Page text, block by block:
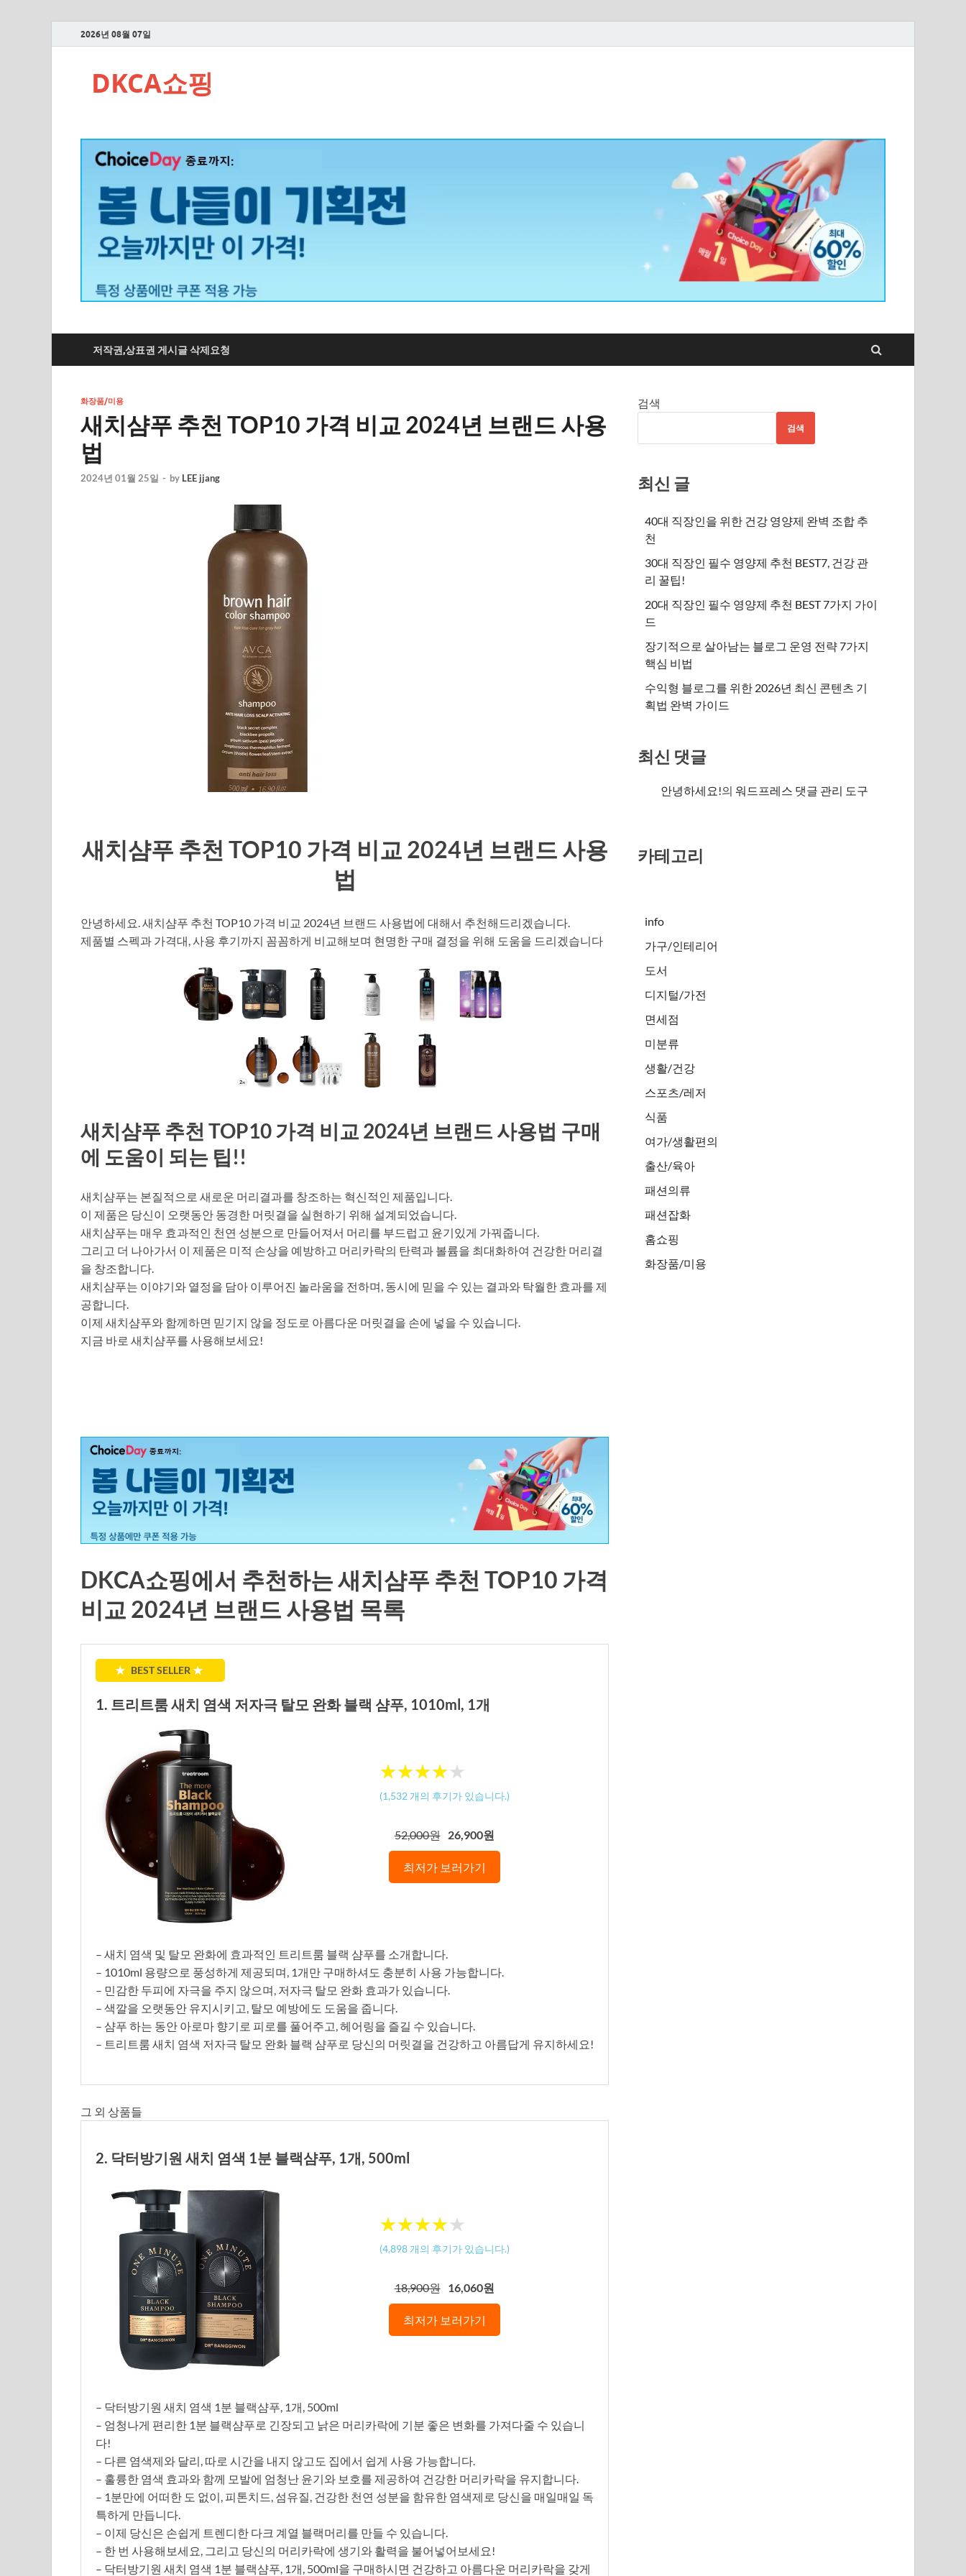
2026년 08월 07일
DKCA쇼핑
저작권,상표권 게시글 삭제요청
화장품/미용
새치샴푸 추천 TOP10 가격 비교 2024년 브랜드 사용
법
2024년 01월 25일 - by LEE jjang
새치샴푸 추천 TOP10 가격 비교 2024년 브랜드 사용
법
안녕하세요. 새치샴푸 추천 TOP10 가격 비교 2024년 브랜드 사용법에 대해서 추천해드리겠습니다.
제품별 스펙과 가격대, 사용 후기까지 꼼꼼하게 비교해보며 현명한 구매 결정을 위해 도움을 드리겠습니다
새치샴푸 추천 TOP10 가격 비교 2024년 브랜드 사용법 구매
에 도움이 되는 팁!!
새치샴푸는 본질적으로 새로운 머리결과를 창조하는 혁신적인 제품입니다.
이 제품은 당신이 오랫동안 동경한 머릿결을 실현하기 위해 설계되었습니다.
새치샴푸는 매우 효과적인 천연 성분으로 만들어져서 머리를 부드럽고 윤기있게 가꿔줍니다.
그리고 더 나아가서 이 제품은 미적 손상을 예방하고 머리카락의 탄력과 볼륨을 최대화하여 건강한 머리결
을 창조합니다.
새치샴푸는 이야기와 열정을 담아 이루어진 놀라움을 전하며, 동시에 믿을 수 있는 결과와 탁월한 효과를 제
공합니다.
이제 새치샴푸와 함께하면 믿기지 않을 정도로 아름다운 머릿결을 손에 넣을 수 있습니다.
지금 바로 새치샴푸를 사용해보세요!
DKCA쇼핑에서 추천하는 새치샴푸 추천 TOP10 가격
비교 2024년 브랜드 사용법 목록
★ BEST SELLER★
1. 트리트룸 새치 염색 저자극 탈모 완화 블랙 샴푸, 1010ml, 1개
★★★★★
★★★★★
(1,532개의 후기가 있습니다.)
52,000원 26,900원
최저가 보러가기
– 새치 염색 및 탈모 완화에 효과적인 트리트룸 블랙 샴푸를 소개합니다.
– 1010ml 용량으로 풍성하게 제공되며, 1개만 구매하셔도 충분히 사용 가능합니다.
– 민감한 두피에 자극을 주지 않으며, 저자극 탈모 완화 효과가 있습니다.
– 색깔을 오랫동안 유지시키고, 탈모 예방에도 도움을 줍니다.
– 샴푸 하는 동안 아로마 향기로 피로를 풀어주고, 헤어링을 즐길 수 있습니다.
– 트리트룸 새치 염색 저자극 탈모 완화 블랙 샴푸로 당신의 머릿결을 건강하고 아름답게 유지하세요!
그 외 상품들
2. 닥터방기원 새치 염색 1분 블랙샴푸, 1개, 500ml
★★★★★
★★★★★
(4,898개의 후기가 있습니다.)
18,900원 16,060원
최저가 보러가기
– 닥터방기원 새치 염색 1분 블랙샴푸, 1개, 500ml
– 엄청나게 편리한 1분 블랙샴푸로 긴장되고 낡은 머리카락에 기분 좋은 변화를 가져다줄 수 있습니
다!
– 다른 염색제와 달리, 따로 시간을 내지 않고도 집에서 쉽게 사용 가능합니다.
– 훌륭한 염색 효과와 함께 모발에 엄청난 윤기와 보호를 제공하여 건강한 머리카락을 유지합니다.
– 1분만에 어떠한 도 없이, 피톤치드, 섬유질, 건강한 천연 성분을 함유한 염색제로 당신을 매일매일 독
특하게 만듭니다.
– 이제 당신은 손쉽게 트렌디한 다크 계열 블랙머리를 만들 수 있습니다.
– 한 번 사용해보세요, 그리고 당신의 머리카락에 생기와 활력을 불어넣어보세요!
– 닥터방기원 새치 염색 1분 블랙샴푸, 1개, 500ml을 구매하시면 건강하고 아름다운 머리카락을 갖게
검색
검색
최신 글
40대 직장인을 위한 건강 영양제 완벽 조합 추
천
30대 직장인 필수 영양제 추천 BEST7, 건강 관
리 꿀팁!
20대 직장인 필수 영양제 추천 BEST 7가지 가이
드
장기적으로 살아남는 블로그 운영 전략 7가지
핵심 비법
수익형 블로그를 위한 2026년 최신 콘텐츠 기
획법 완벽 가이드
최신 댓글
안녕하세요!의워드프레스 댓글 관리 도구
카테고리
info
가구/인테리어
도서
디지털/가전
면세점
미분류
생활/건강
스포츠/레저
식품
여가/생활편의
출산/육아
패션의류
패션잡화
홈쇼핑
화장품/미용